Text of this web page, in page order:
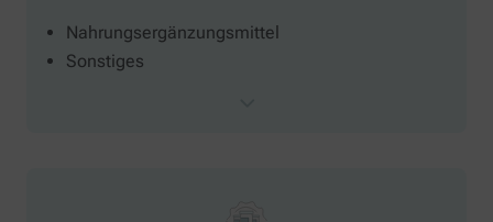
Nahrungsergänzungsmittel
Sonstiges